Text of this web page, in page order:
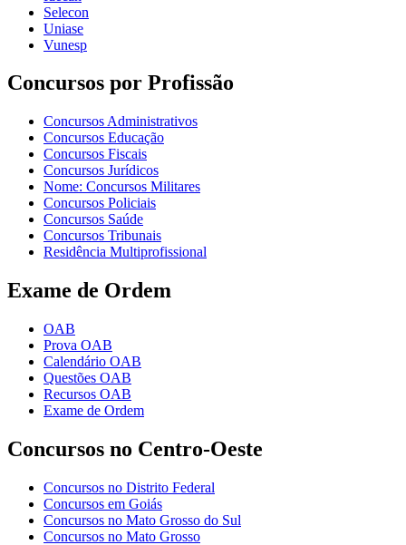
Selecon
Uniase
Vunesp
Concursos por Profissão
Concursos Administrativos
Concursos Educação
Concursos Fiscais
Concursos Jurídicos
Nome: Concursos Militares
Concursos Policiais
Concursos Saúde
Concursos Tribunais
Residência Multiprofissional
Exame de Ordem
OAB
Prova OAB
Calendário OAB
Questões OAB
Recursos OAB
Exame de Ordem
Concursos no Centro-Oeste
Concursos no Distrito Federal
Concursos em Goiás
Concursos no Mato Grosso do Sul
Concursos no Mato Grosso